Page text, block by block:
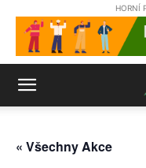
HORNÍ
« Všechny Akce